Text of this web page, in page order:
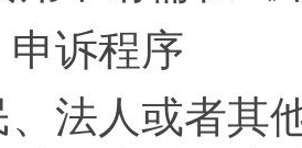
申诉程序
、法人或者其